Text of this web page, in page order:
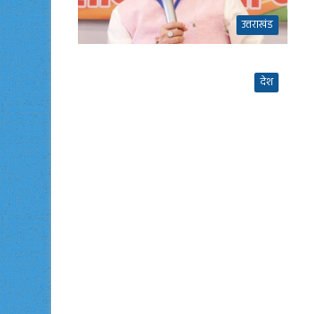
उत्तराखंड
देश